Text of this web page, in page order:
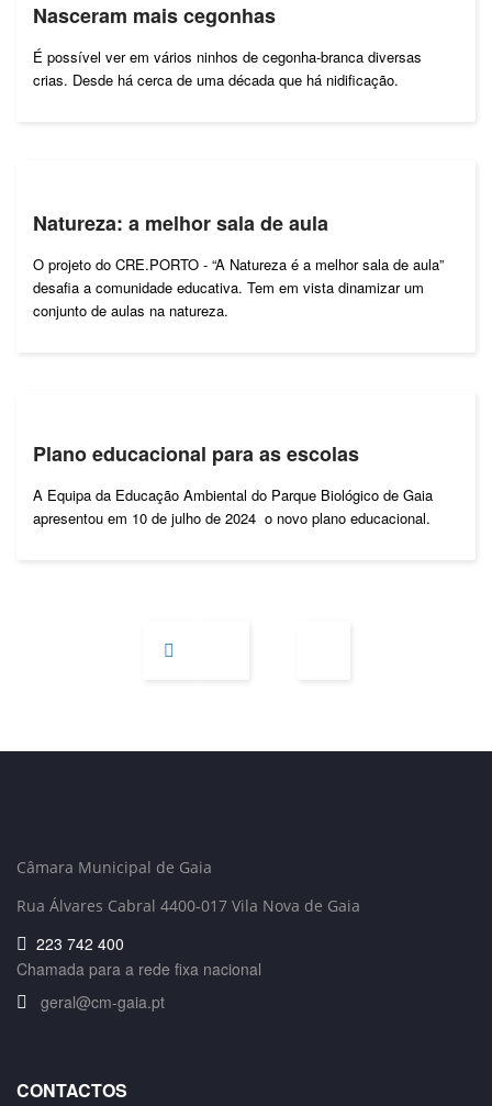
Nasceram mais cegonhas
É possível ver em vários ninhos de cegonha-branca diversas
crias. Desde há cerca de uma década que há nidificação.
Natureza: a melhor sala de aula
O projeto do CRE.PORTO - “A Natureza é a melhor sala de aula”
desafia a comunidade educativa. Tem em vista dinamizar um
conjunto de aulas na natureza.
Plano educacional para as escolas
A Equipa da Educação Ambiental do Parque Biológico de Gaia
apresentou em 10 de julho de 2024 o novo plano educacional.
Câmara Municipal de Gaia
Rua Álvares Cabral 4400-017 Vila Nova de Gaia
223 742 400
Chamada para a rede fixa nacional
geral@cm-gaia.pt
CONTACTOS